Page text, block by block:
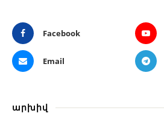
Facebook
Email
արխիվ